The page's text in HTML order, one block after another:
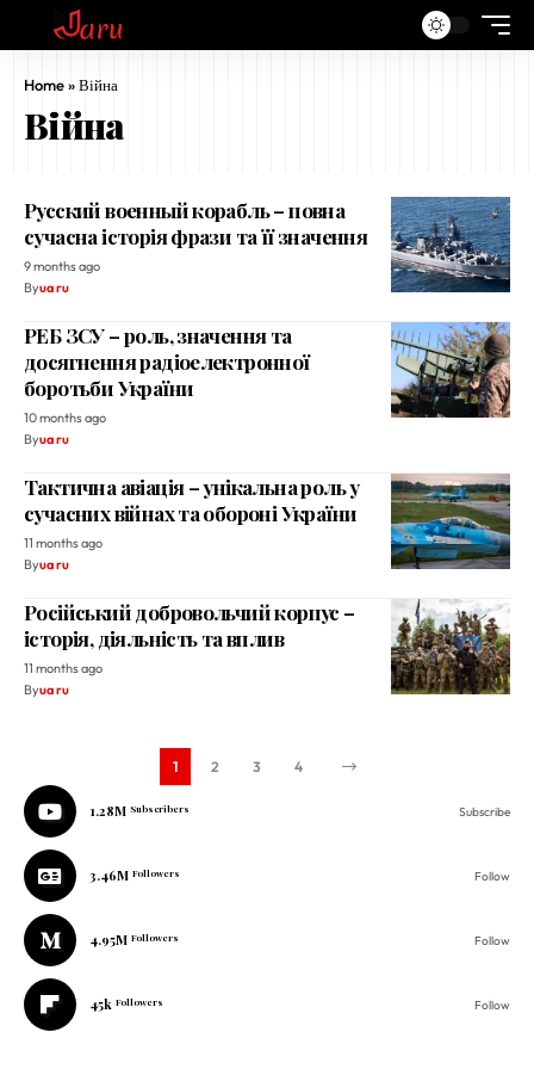
Home»Війна
Війна
Русский военный корабль – повна
сучасна історія фрази та її значення
9 months ago
Byua ru
РЕБ ЗСУ – роль, значення та
досягнення радіоелектронної
боротьби України
10 months ago
Byua ru
Тактична авіація – унікальна роль у
сучасних війнах та обороні України
11 months ago
Byua ru
Російський добровольчий корпус –
історія, діяльність та вплив
11 months ago
Byua ru
1 2 3 4
1.28M Subscribers Subscribe
3.46M Followers Follow
4.95M Followers Follow
45k Followers Follow